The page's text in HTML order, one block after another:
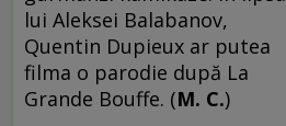
lui Aleksei Balabanov,
Quentin Dupieux ar putea
filma o parodie după La
Grande Bouffe. (M. C.)